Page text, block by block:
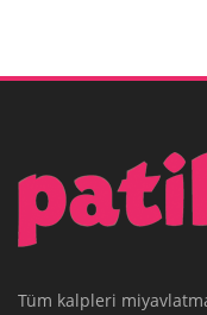
Tüm kalpleri